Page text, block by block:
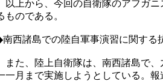
以上から、今回の自衛隊のアフガニ
ものである。
西諸島での陸自軍事演習に関する
また、陸上自衛隊は、南西諸島で、
一月まで実施しようとしている。